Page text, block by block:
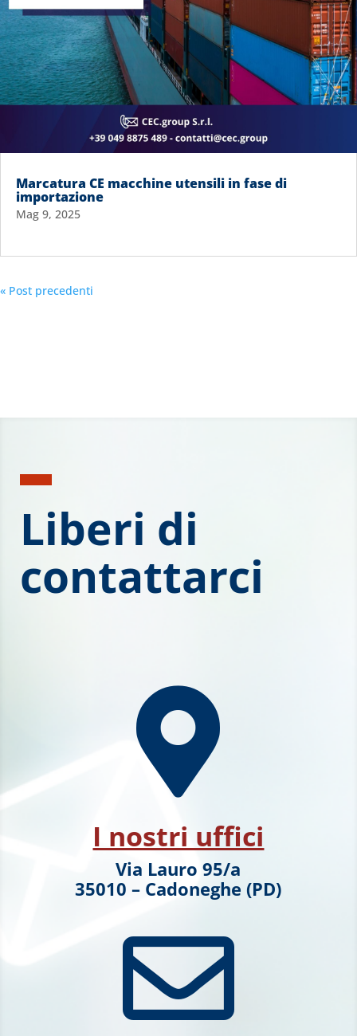
Marcatura CE macchine utensili in fase di
importazione
Mag 9, 2025
« Post precedenti
Liberi di
contattarci

I nostri uffici
Via Lauro 95/a
35010 – Cadoneghe (PD)
